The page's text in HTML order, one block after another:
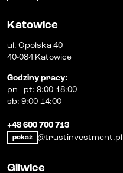
Katowice
ul. Opolska 40
40-084 Katowice
Godziny pracy:
pn - pt: 9:00-18:00
sb: 9:00-14:00
+48 600 700 713
pokaż @trustinvestment.pl
Gliwice